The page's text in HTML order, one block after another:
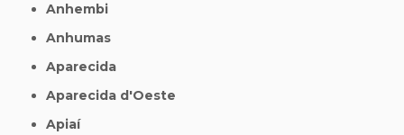
Anhembi
Anhumas
Aparecida
Aparecida d'Oeste
Apiaí